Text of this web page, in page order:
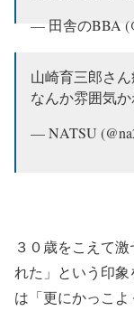
— 田舎のBBA
山崎育三郎さ
なんか雰囲気
— NATSU
３０歳をこえて
れた」という印
は「更にかっこ